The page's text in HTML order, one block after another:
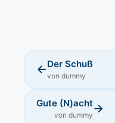
←Der Schuß
von dummy
Gute (N)acht
von dummy →